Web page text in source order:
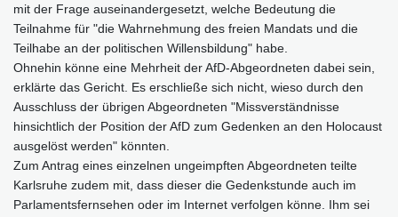
mit der Frage auseinandergesetzt, welche Bedeutung die
Teilnahme für "die Wahrnehmung des freien Mandats und die
Teilhabe an der politischen Willensbildung" habe.
Ohnehin könne eine Mehrheit der AfD-Abgeordneten dabei sein,
erklärte das Gericht. Es erschließe sich nicht, wieso durch den
Ausschluss der übrigen Abgeordneten "Missverständnisse
hinsichtlich der Position der AfD zum Gedenken an den Holocaust
ausgelöst werden" könnten.
Zum Antrag eines einzelnen ungeimpften Abgeordneten teilte
Karlsruhe zudem mit, dass dieser die Gedenkstunde auch im
Parlamentsfernsehen oder im Internet verfolgen könne. Ihm sei